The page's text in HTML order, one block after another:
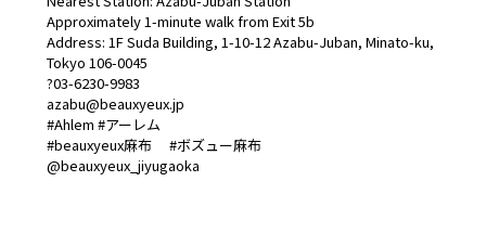
Approximately 1-minute walk from Exit 5b
Address: 1F Suda Building, 1-10-12 Azabu-Juban, Minato-ku,
Tokyo 106-0045
?03-6230-9983
azabu@beauxyeux.jp
#Ahlem #アーレム
#beauxyeux麻布 #ボズュー麻布
@beauxyeux_jiyugaoka